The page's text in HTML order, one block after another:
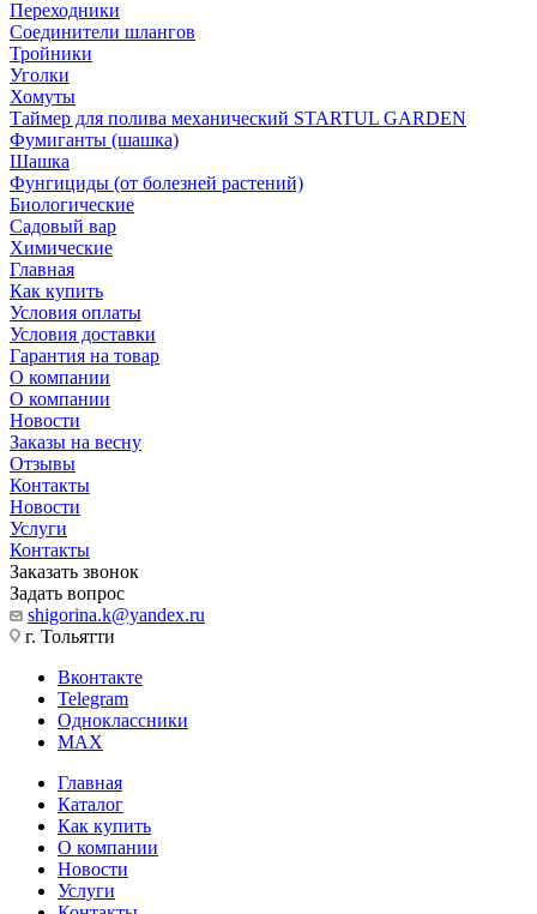
Переходники
Соединители шлангов
Тройники
Уголки
Хомуты
Таймер для полива механический STARTUL GARDEN
Фумиганты (шашка)
Шашка
Фунгициды (от болезней растений)
Биологические
Садовый вар
Химические
Главная
Как купить
Условия оплаты
Условия доставки
Гарантия на товар
О компании
О компании
Новости
Заказы на весну
Отзывы
Контакты
Новости
Услуги
Контакты
Заказать звонок
Задать вопрос
shigorina.k@yandex.ru
г. Тольятти
Вконтакте
Telegram
Одноклассники
MAX
Главная
Каталог
Как купить
О компании
Новости
Услуги